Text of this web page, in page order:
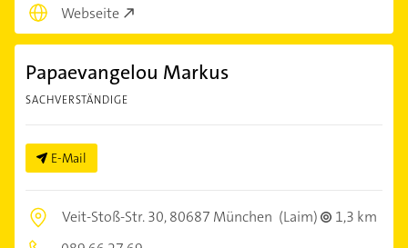
Webseite
Papaevangelou Markus
SACHVERSTÄNDIGE
E-Mail
Veit-Stoß-Str. 30,80687 München (Laim)
1,3 km